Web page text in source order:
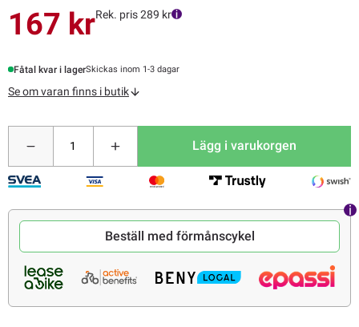
167 krRek. pris 289 kr
Fåtal kvar i lagerSkickas inom 1-3 dagar
Se om varan finns i butik
Lägg i varukorgen
Beställ med förmånscykel